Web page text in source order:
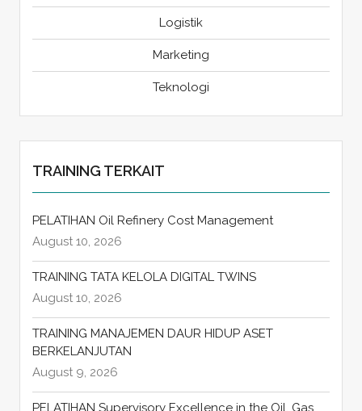
Logistik
Marketing
Teknologi
TRAINING TERKAIT
PELATIHAN Oil Refinery Cost Management
August 10, 2026
TRAINING TATA KELOLA DIGITAL TWINS
August 10, 2026
TRAINING MANAJEMEN DAUR HIDUP ASET
BERKELANJUTAN
August 9, 2026
PELATIHAN Supervisory Excellence in the Oil, Gas